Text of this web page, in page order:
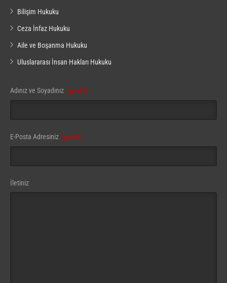
Bilişim Hukuku
Ceza İnfaz Hukuku
Aile ve Boşanma Hukuku
Uluslararası İnsan Hakları Hukuku
Adınız ve Soyadınız (gerekli)
E-Posta Adresiniz (gerekli)
İletiniz